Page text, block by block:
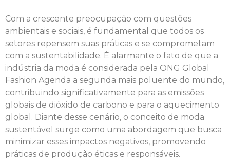
Com a crescente preocupação com questões
ambientais e sociais, é fundamental que todos os
setores repensem suas práticas e se comprometam
com a sustentabilidade. É alarmante o fato de que a
indústria da moda é considerada pela ONG Global
Fashion Agenda a segunda mais poluente do mundo,
contribuindo significativamente para as emissões
globais de dióxido de carbono e para o aquecimento
global. Diante desse cenário, o conceito de moda
sustentável surge como uma abordagem que busca
minimizar esses impactos negativos, promovendo
práticas de produção éticas e responsáveis.